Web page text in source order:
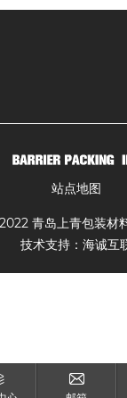
站点地图
青岛上青包装材
技术支持：海诚互